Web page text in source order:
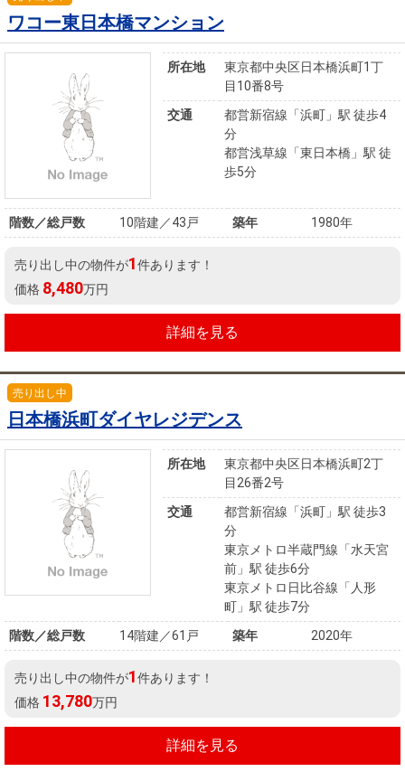
ワコー東日本橋マンション
所在地
東京都中央区日本橋浜町1丁
目10番8号
交通
都営新宿線「浜町」駅 徒歩4
分
都営浅草線「東日本橋」駅 徒
歩5分
階数／総戸数 10階建／43戸 築年 1980年
売り出し中の物件が1件あります！
価格 8,480万円
詳細を見る
日本橋浜町ダイヤレジデンス
売り出し中
所在地
東京都中央区日本橋浜町2丁
目26番2号
交通
都営新宿線「浜町」駅 徒歩3
分
東京メトロ半蔵門線「水天宮
前」駅 徒歩6分
東京メトロ日比谷線「人形
町」駅 徒歩7分
階数／総戸数
14階建／61戸 築年 2020年
売り出し中の物件が1件あります！
価格 13,780万円
詳細を見る